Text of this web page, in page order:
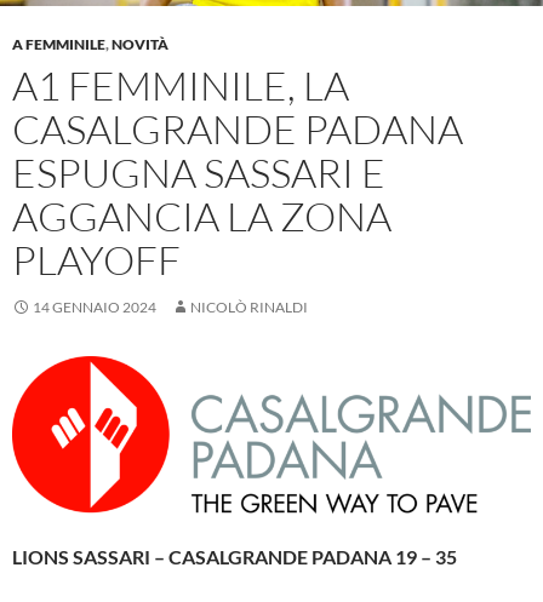
A FEMMINILE,NOVITÀ
A1 FEMMINILE, LA
CASALGRANDE PADANA
ESPUGNA SASSARI E
AGGANCIA LA ZONA
PLAYOFF
14 GENNAIO 2024 NICOLÒ RINALDI
LIONS SASSARI – CASALGRANDE PADANA 19 – 35